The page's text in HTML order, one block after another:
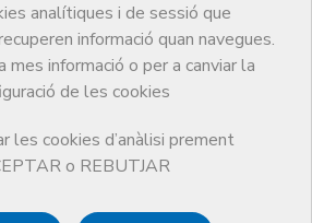
analítiques i de sessió que
informació quan navegues.
mes informació o per a canviar la
de les cookies
les cookies d’anàlisi prement
o REBUTJAR
del llibre 'Per una cultura bioètica'